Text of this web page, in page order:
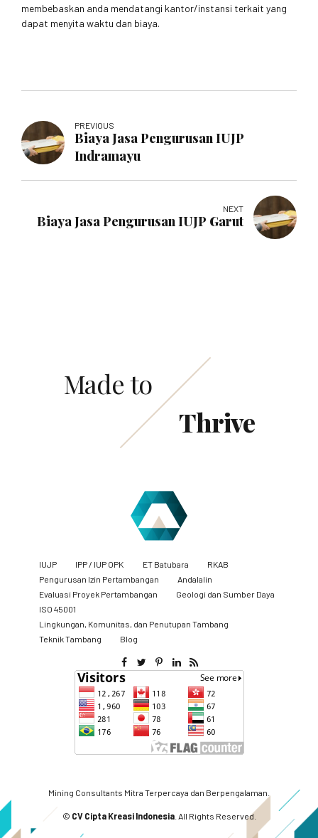
membebaskan anda mendatangi kantor/instansi terkait yang
dapat menyita waktu dan biaya.
PREVIOUS
Biaya Jasa Pengurusan IUJP
Indramayu
NEXT
Biaya Jasa Pengurusan IUJP Garut
Made to
Thrive
IUJP IPP / IUP OPK ET Batubara
RKAB
Pengurusan Izin Pertambangan
Andalalin
Evaluasi Proyek Pertambangan
Geologi dan Sumber Daya
ISO 45001
Lingkungan, Komunitas, dan Penutupan Tambang
​Teknik Tambang
Blog
Mining Consultants Mitra Terpercaya dan Berpengalaman.
© CV Cipta Kreasi Indonesia. All Rights Reserved.